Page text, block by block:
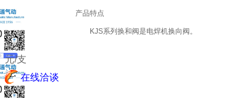
产品特点
KJS系列换和阀是电焊机换向阀。
元/支
在线洽谈